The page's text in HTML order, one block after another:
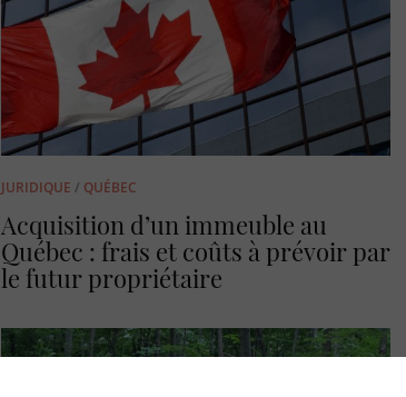
JURIDIQUE / QUÉBEC
Acquisition d’un immeuble au
Québec : frais et coûts à prévoir par
le futur propriétaire